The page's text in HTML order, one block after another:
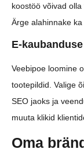
koostöö võivad
Ärge alahinnake
E-
Veebipoe loomine
tootepildid. Valige
SEO jaoks ja
muuta klikid
Oma